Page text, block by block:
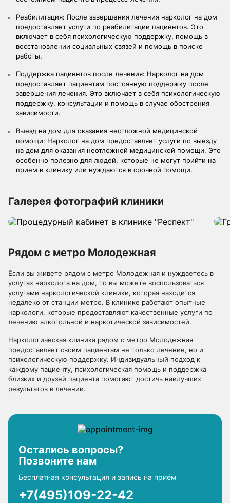
Реабилитация: После завершения лечения нарколог на дом
предоставляет услуги по реабилитации пациентов. Это
включает в себя психологическую поддержку, помощь в
восстановлении социальных связей и помощь в поиске
работы.
Поддержка пациентов после лечения: Нарколог на дом
предоставляет пациентам постоянную поддержку после
завершения лечения. Это включает в себя психологическую
поддержку, консультации и помощь в случае обострения
зависимости.
Выезд на дом для оказания неотложной медицинской
помощи: Нарколог на дом предоставляет услуги по выезду
на дом для оказания неотложной медицинской помощи. Это
особенно полезно для людей, которые не могут прийти на
прием в клинику или нуждаются в срочной помощи.
Галерея фотографий клиники
Рядом с метро Молодежная
Если вы живете рядом с метро Молодежная и нуждаетесь в
услугах нарколога на дом, то вы можете воспользоваться
услугами наркологической клиники, которая находится
недалеко от станции метро. В клинике работают опытные
наркологи, которые предоставляют качественные услуги по
лечению алкогольной и наркотической зависимостей.
Наркологическая клиника рядом с метро Молодежная
предоставляет своим пациентам не только лечение, но и
психологическую поддержку. Индивидуальный подход к
каждому пациенту, психологическая помощь и поддержка
близких и друзей пациента помогают достичь наилучших
результатов в лечении.
Остались вопросы?
Позвоните нам
Бесплатная консультация и запись на приём
+7(495)109-22-42